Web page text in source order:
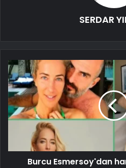
SERDAR
Burcu Esmersoy'dan